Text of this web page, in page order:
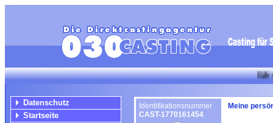
Wir suchen
Datenschutz
Startseite
Identifikationsnummer
CAST-1770161454
Meine